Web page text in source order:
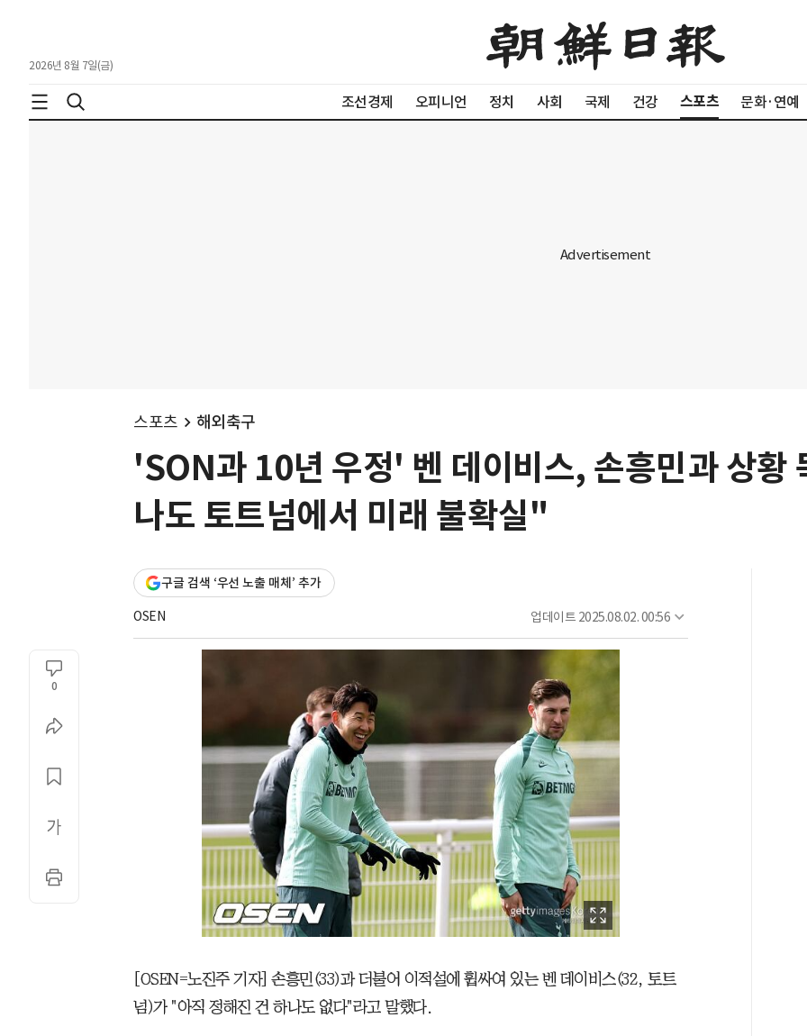
2026년 8월 7일(금)
조선경제 오피니언 정치 사회 국제 건강 스포츠 문화·연예
스포츠 해외축구
'SON과 10년 우정' 벤 데이비스, 손흥민과 상
나도 토트넘에서 미래 불확실"
구글 검색 ‘우선 노출 매체’ 추가
OSEN 업데이트 2025.08.02. 00:56
0
[OSEN=노진주 기자] 손흥민(33)과 더불어 이적설에 휩싸여 있는 벤 데이비스(32, 토트
넘)가 "아직 정해진 건 하나도 없다"라고 말했다.